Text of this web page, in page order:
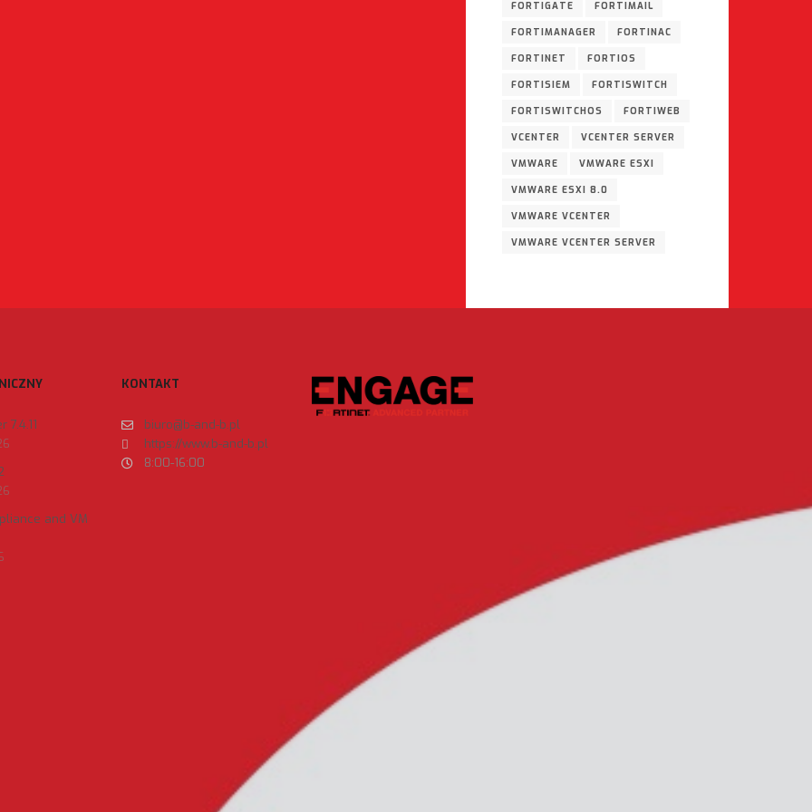
FORTIGATE FORTIMAIL
FORTIMANAGER FORTINAC
FORTINET FORTIOS
FORTISIEM FORTISWITCH
FORTISWITCHOS FORTIWEB
VCENTER VCENTER SERVER
VMWARE VMWARE ESXI
VMWARE ESXI 8.0
VMWARE VCENTER
VMWARE VCENTER SERVER
7.4.11
and VM
KONTAKT
biuro@b-and-b.pl
https://www.b-and-b.pl
8:00-16:00